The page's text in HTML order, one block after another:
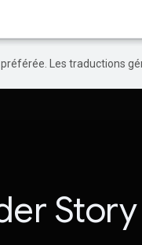
Les traductions
Story